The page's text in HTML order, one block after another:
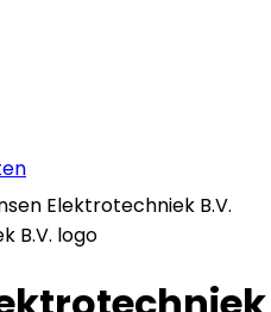
Elektrotechniek B.V.